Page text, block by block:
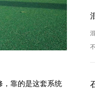
，靠的是这套系统